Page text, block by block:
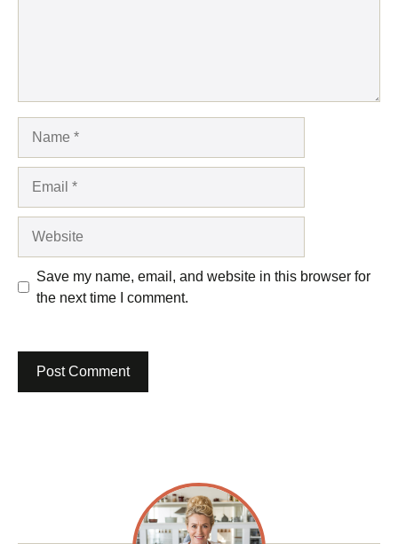
Save my name, email, and website in this browser for
the next time I comment.